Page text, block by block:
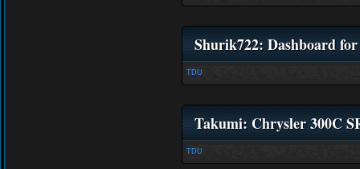
Shurik722: Dashboard
TDU
Takumi: Chrysler 300C
TDU